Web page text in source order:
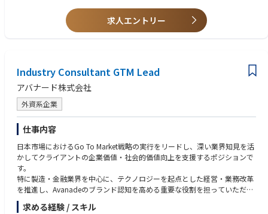
②デリバリ/プレイングマネージャー
・大規模プロジェクトにおいて、マネジメントに専任しチームをデリバリ
※上記の経験を経て、さらに柔軟かつスケールの大きなキャリアを描くこ
とが可能です。
③エバンジェリスト
・社内だけでなく、社外の技術コミュニティや業界内でも高い影響力・知
名度（エミネンス）を持ち、SMEロールを担います。
④シニアマネージャー
・複数案件を全体統括し、プロジェクト全体の収益性（P&L）の責任や、
次なる投資（新規事業や大規模案件）の獲得までを含めた、ビジネスプロ
デュースを担います。
・Terraform,CloudFormation,Ansible
・GitHubActions,AWSCodePipeline,AzureDevOps,Jenkins
・GitHubCopilot,★Devin,★v0
AIロボティクス：
・★SLAM,★Navigation,★強化学習・模倣学習・ロボット言語モデル
データベース：
・各種RDS,NoSQL,★NewSQL,VectorDB,★GraphDB
監視/評価/セキュリティ：
・★Langfuse,★RAGAS,★RAGChecker,★mlFlow,★Datadog,Snyk
※1 ★印以外：D.Nodeに組織としてノウハウがあるもの
◆取り扱うソリューション
ビジネスのスピードに合わせ、モダンな開発環境を採用しています。
Cloud:
・AWS,Azure,Google Cloud,OCI
AI/ML:
・AWS Bedrock,SageMaker,Knowledge Base for Amazon Bedrock etc
・Azure AI Foundry,OpenAI Service,Machine Learning,AI Search, Prompt
Flow etc
・Google Cloud Vertex AI,Agent Engine,Vertex AI Search,Gemini Enterpris
e etc
・NVIDIA NIM,NeMo,Omniverse,Databricks - Agent Bricks
データ基盤/活用：
・AWS Redshift / Athena,Glue,Kinesis Data Analytics,EMR,Kinesis + SNS/S
・売上・ROIの達成・管理
ROI最大化、キャンペーンのコンバージョン率向上、新規ソリューション
Microsoftおよびその他のパートナーとの関係を構築し、彼らのアセットを
AvanadeのGTM戦略と照らし合わせローカルでのリード創出を強化
・ブランド強化
効果的なキャンペーンおよびパートナーシップを通じて、日本マーケット
におけるAvanadeのプレゼンスを高め、ブランド認知・評価を向上させる
参考）https://www.avanade.com/ja-jp/services/integrated-solutions
・ビジネスレベルでの日本語および英語
求人エントリー
Industry Consultant GTM Lead
アバナード株式会社
外資系企業
仕事内容
日本市場におけるGo To Market戦略の実行をリードし、深い業界知見を活
かしてクライアントの企業価値・社会的価値向上を支援するポジションで
す。
特に製造・金融業界を中心に、テクノロジーを起点とした経営・業務改革
を推進し、Avanadeのブランド認知を高める重要な役割を担っていただき
ます。
求める経験 / スキル